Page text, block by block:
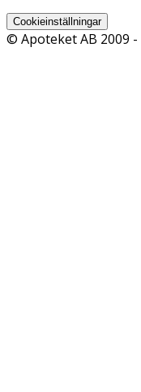
Cookieinställningar
© Apoteket AB 2009 -